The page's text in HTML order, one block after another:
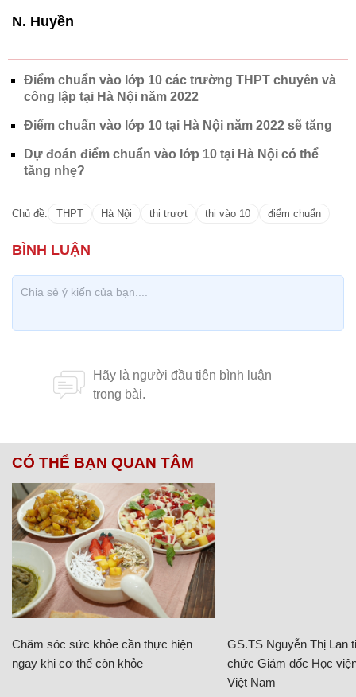
N. Huyền
Điểm chuẩn vào lớp 10 các trường THPT chuyên và
công lập tại Hà Nội năm 2022
Điểm chuẩn vào lớp 10 tại Hà Nội năm 2022 sẽ tăng
Dự đoán điểm chuẩn vào lớp 10 tại Hà Nội có thể
tăng nhẹ?
Chủ đề: THPT Hà Nội thi trượt thi vào 10 điểm chuẩn
CÓ THỂ BẠN QUAN TÂM
Chăm sóc sức khỏe cần thực hiện
ngay khi cơ thể còn khỏe
GS.TS Nguyễn Thị Lan
chức Giám đốc Học
Việt Nam